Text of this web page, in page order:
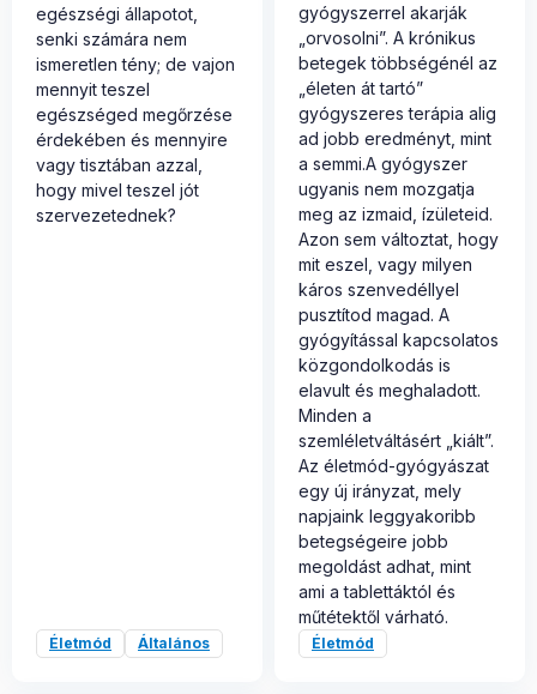
egészségi állapotot,
senki számára nem
ismeretlen tény; de vajon
mennyit teszel
egészséged megőrzése
érdekében és mennyire
vagy tisztában azzal,
hogy mivel teszel jót
szervezetednek?
Életmód Általános
gyógyszerrel akarják
„orvosolni”. A krónikus
betegek többségénél az
„életen át tartó”
gyógyszeres terápia alig
ad jobb eredményt, mint
a semmi.A gyógyszer
ugyanis nem mozgatja
meg az izmaid, ízületeid.
Azon sem változtat, hogy
mit eszel, vagy milyen
káros szenvedéllyel
pusztítod magad. A
gyógyítással kapcsolatos
közgondolkodás is
elavult és meghaladott.
Minden a
szemléletváltásért „kiált”.
Az életmód-gyógyászat
egy új irányzat, mely
napjaink leggyakoribb
betegségeire jobb
megoldást adhat, mint
ami a tablettáktól és
műtétektől várható.
Életmód